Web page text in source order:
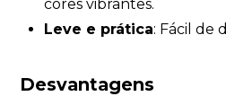
cores vibrantes.
Leve e prática: Fácil de
Desvantagens